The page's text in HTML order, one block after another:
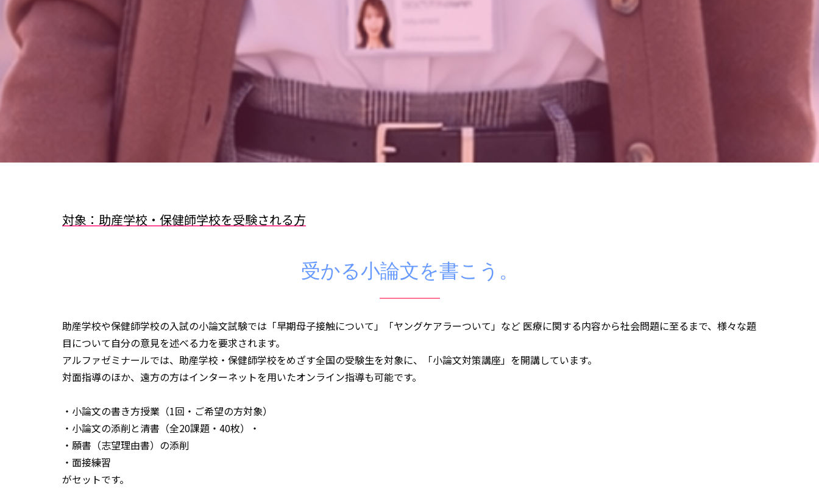
対象：助産学校・保健師学校を受験される方
受かる小論文を書こう。
助産学校や保健師学校の入試の小論文試験では「早期母子接触について」「ヤングケアラーついて」など 医療に関する内容から社会問題に至るまで、様々な題
目について自分の意見を述べる力を要求されます。
アルファゼミナールでは、助産学校・保健師学校をめざす全国の受験生を対象に、「小論文対策講座」を開講しています。
対面指導のほか、遠方の方はインターネットを用いたオンライン指導も可能です。
・小論文の書き方授業（1回・ご希望の方対象）
・小論文の添削と清書（全20課題・40枚）・
・願書（志望理由書）の添削
・面接練習
がセットです。